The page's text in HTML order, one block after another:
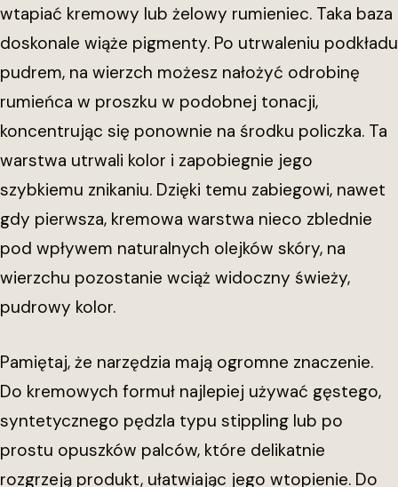
wtapiać kremowy lub żelowy rumieniec. Taka baza
doskonale wiąże pigmenty. Po utrwaleniu podkładu
pudrem, na wierzch możesz nałożyć odrobinę
rumieńca w proszku w podobnej tonacji,
koncentrując się ponownie na środku policzka. Ta
warstwa utrwali kolor i zapobiegnie jego
szybkiemu znikaniu. Dzięki temu zabiegowi, nawet
gdy pierwsza, kremowa warstwa nieco zblednie
pod wpływem naturalnych olejków skóry, na
wierzchu pozostanie wciąż widoczny świeży,
pudrowy kolor.
Pamiętaj, że narzędzia mają ogromne znaczenie.
Do kremowych formuł najlepiej używać gęstego,
syntetycznego pędzla typu stippling lub po
prostu opuszków palców, które delikatnie
rozgrzeją produkt, ułatwiając jego wtopienie. Do